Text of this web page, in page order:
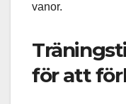
vanor.
för att